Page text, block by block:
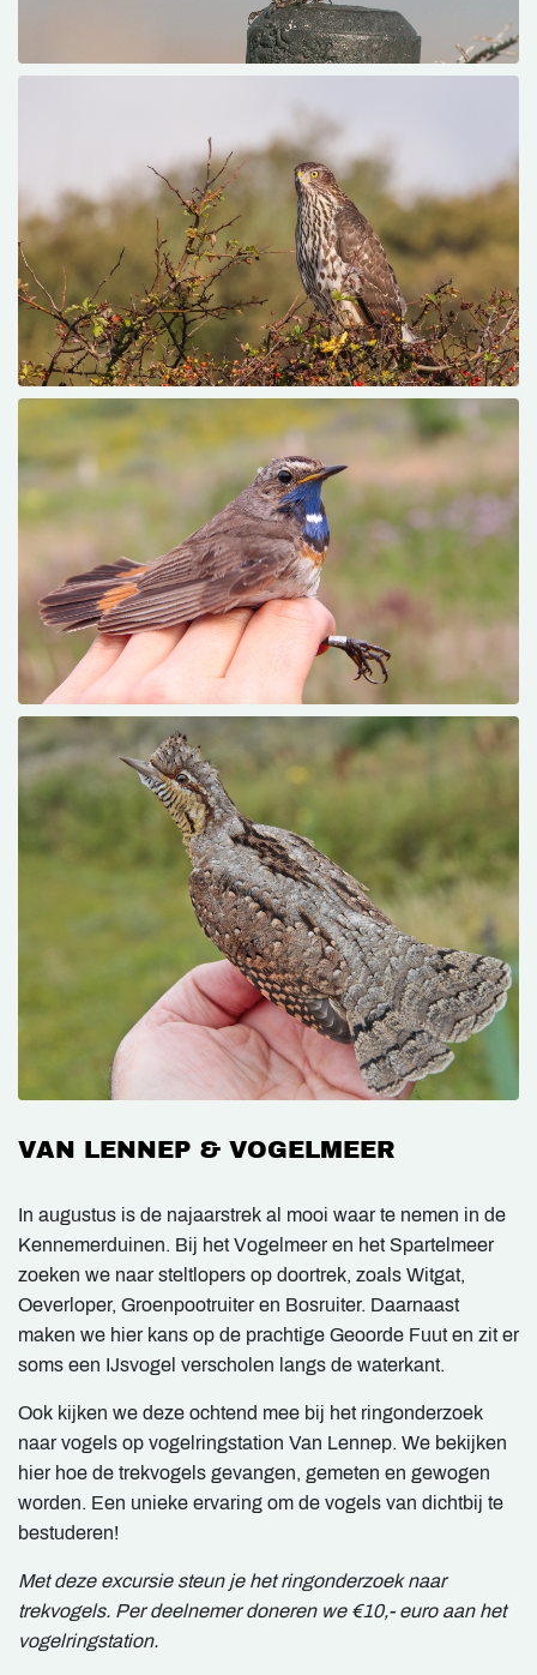
VAN LENNEP & VOGELMEER
In augustus is de najaarstrek al mooi waar te nemen in de
Kennemerduinen. Bij het Vogelmeer en het Spartelmeer
zoeken we naar steltlopers op doortrek, zoals Witgat,
Oeverloper, Groenpootruiter en Bosruiter. Daarnaast
maken we hier kans op de prachtige Geoorde Fuut en zit er
soms een IJsvogel verscholen langs de waterkant.
Ook kijken we deze ochtend mee bij het ringonderzoek
naar vogels op vogelringstation Van Lennep. We bekijken
hier hoe de trekvogels gevangen, gemeten en gewogen
worden. Een unieke ervaring om de vogels van dichtbij te
bestuderen!
Met deze excursie steun je het ringonderzoek naar
trekvogels. Per deelnemer doneren we €10,- euro aan het
vogelringstation.